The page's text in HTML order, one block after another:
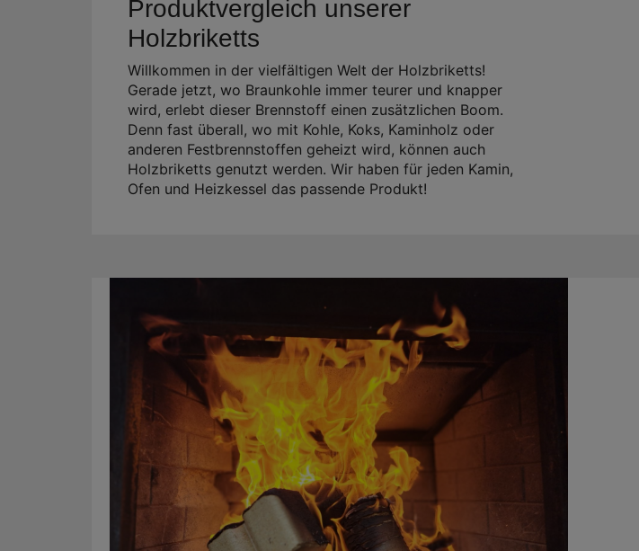
Produktvergleich unserer
Holzbriketts
Willkommen in der vielfältigen Welt der Holzbriketts!
Gerade jetzt, wo Braunkohle immer teurer und knapper
wird, erlebt dieser Brennstoff einen zusätzlichen Boom.
Denn fast überall, wo mit Kohle, Koks, Kaminholz oder
anderen Festbrennstoffen geheizt wird, können auch
Holzbriketts genutzt werden. Wir haben für jeden Kamin,
Ofen und Heizkessel das passende Produkt!